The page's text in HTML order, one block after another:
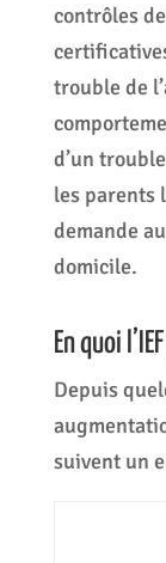
contrôles
trouble de
d’un
les parents
demande
domicile.
En quoi
Depuis
suivent un